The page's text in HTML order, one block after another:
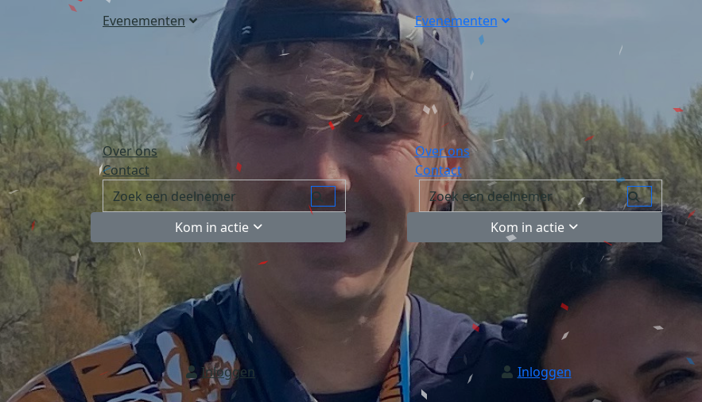
Evenementen
Over ons
Contact
Kom in actie
Inloggen
Evenementen
Over ons
Contact
Kom in actie
Inloggen